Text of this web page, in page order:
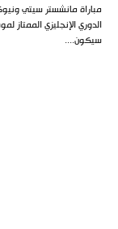
مباراة مانشستر سيتي
سيكون....